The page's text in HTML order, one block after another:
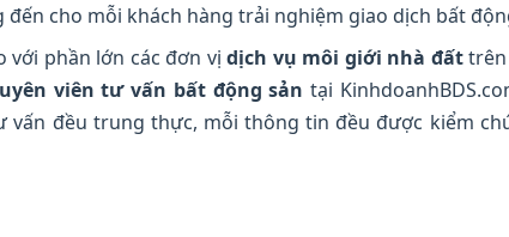
cho mỗi khách hàng trải nghiệm giao dịch bất
với phần lớn các đơn vị dịch vụ môi giới nhà đấttrên
viên tư vấn bất động sản tại
vấn đều trung thực, mỗi thông tin đều được kiểm